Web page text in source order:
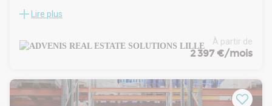
ADVENIS CONSEIL Lille vous propose à la location une cellule
LES FRANCS' sur la commune de Bondues. Cet ensemble
immobilier est positionné sur un site entièrement clôturé et
métropole lilloise (A22), des gares TGV Lille Flandres et Lille
Europe (15 min en voiture) et de commerces et restaurants.
Lire plus
À partir de
2 397 €/mois